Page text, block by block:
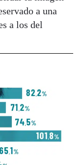
a una
a los del